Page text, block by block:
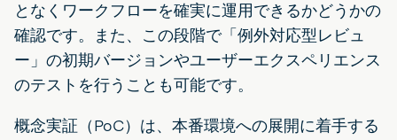
となくワークフローを確実に運用できるかどうかの
確認です。また、この段階で「例外対応型レビュ
ー」の初期バージョンやユーザーエクスペリエンス
のテストを行うことも可能です。
概念実証（PoC）は、本番環境への展開に着手する